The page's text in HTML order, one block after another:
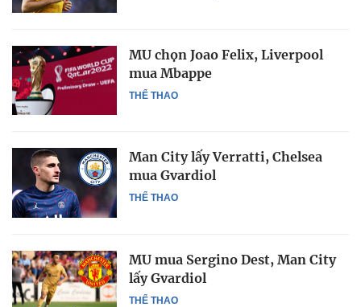
THỂ THAO
MU chọn Joao Felix, Liverpool
mua Mbappe
THỂ THAO
Man City lấy Verratti, Chelsea
mua Gvardiol
THỂ THAO
MU mua Sergino Dest, Man City
lấy Gvardiol